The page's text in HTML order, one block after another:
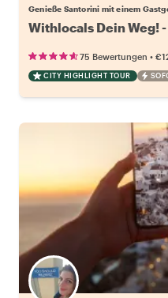
Genieße Santorini mit einem
Withlocals Dein Weg!
75 Bewertungen •
CITY HIGHLIGHT TOUR